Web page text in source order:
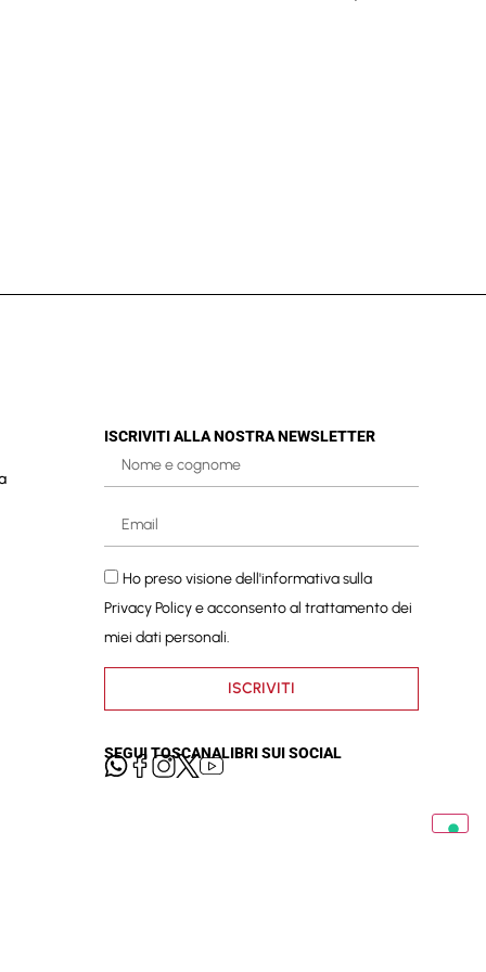
ISCRIVITI ALLA NOSTRA NEWSLETTER
Ho preso visione dell'informativa sulla
Privacy Policye acconsento al trattamento dei
miei dati personali.
ISCRIVITI
SEGUI TOSCANALIBRI SUI SOCIAL